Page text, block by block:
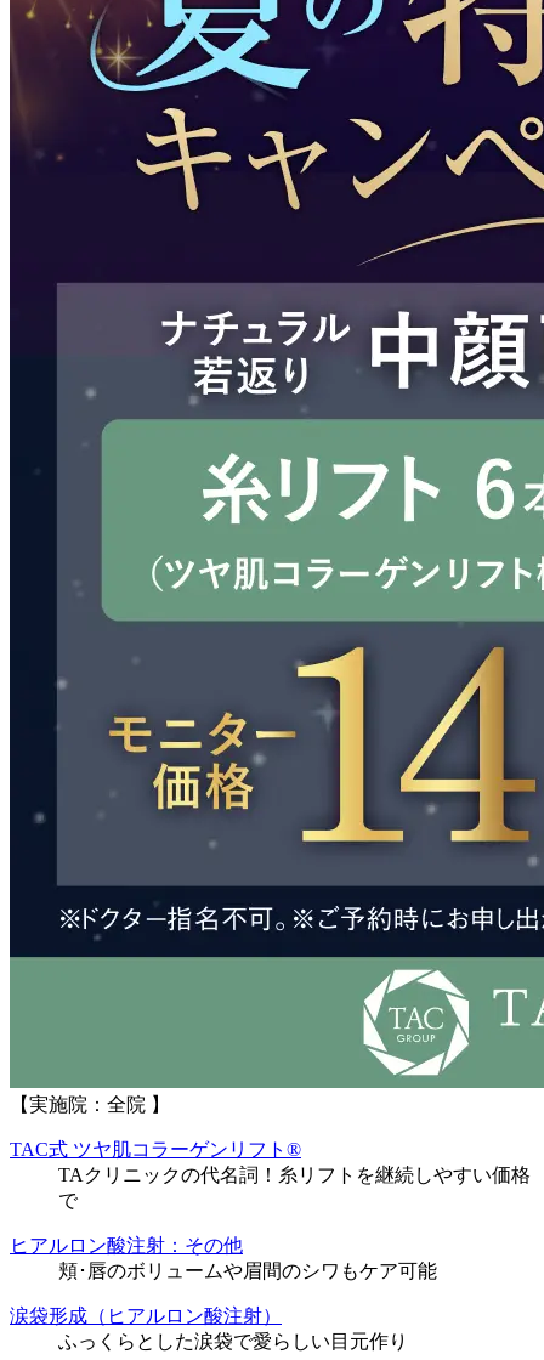
【実施院：全院 】
TAC式 ツヤ肌コラーゲンリフト®
TAクリニックの代名詞！糸リフトを継続しやすい価格
で
ヒアルロン酸注射：その他
頬･唇のボリュームや眉間のシワもケア可能
涙袋形成（ヒアルロン酸注射）
ふっくらとした涙袋で愛らしい目元作り